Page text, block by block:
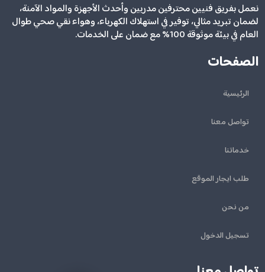
نعمل بفريق فنيين محترفين مدربين وأحدث الأجهزة والمواد الآمنة،
لضمان تبريد مثالي، توفير في استهلاك الكهرباء، وهواء نقي صحي طوال
العام في بيئة موثوقة 100% مع ضمان على الخدمات.
الصفحات
الرئيسية
تواصل معنا
خدماتنا
طلب ايجار الموقع
من نحن
تسجيل الدخول